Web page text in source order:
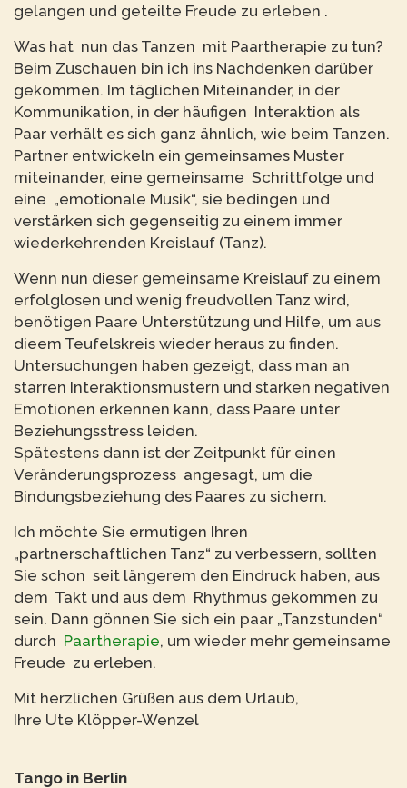
gelangen und geteilte Freude zu erleben .
Was hat nun das Tanzen mit Paartherapie zu tun?
Beim Zuschauen bin ich ins Nachdenken darüber
gekommen. Im täglichen Miteinander, in der
Kommunikation, in der häufigen Interaktion als
Paar verhält es sich ganz ähnlich, wie beim Tanzen.
Partner entwickeln ein gemeinsames Muster
miteinander, eine gemeinsame Schrittfolge und
eine „emotionale Musik“, sie bedingen und
verstärken sich gegenseitig zu einem immer
wiederkehrenden Kreislauf (Tanz).
Wenn nun dieser gemeinsame Kreislauf zu einem
erfolglosen und wenig freudvollen Tanz wird,
benötigen Paare Unterstützung und Hilfe, um aus
dieem Teufelskreis wieder heraus zu finden.
Untersuchungen haben gezeigt, dass man an
starren Interaktionsmustern und starken negativen
Emotionen erkennen kann, dass Paare unter
Beziehungsstress leiden.
Spätestens dann ist der Zeitpunkt für einen
Veränderungsprozess angesagt, um die
Bindungsbeziehung des Paares zu sichern.
Ich möchte Sie ermutigen Ihren
„partnerschaftlichen Tanz“ zu verbessern, sollten
Sie schon seit längerem den Eindruck haben, aus
dem Takt und aus dem Rhythmus gekommen zu
sein. Dann gönnen Sie sich ein paar „Tanzstunden“
durch Paartherapie, um wieder mehr gemeinsame
Freude zu erleben.
Mit herzlichen Grüßen aus dem Urlaub,
Ihre Ute Klöpper-Wenzel
Tango in Berlin